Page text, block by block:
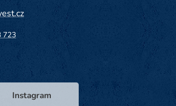
723
Instagram